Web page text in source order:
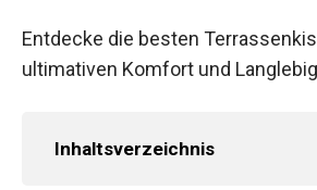
Entdecke die besten
ultimativen Komfort und
Inhaltsverzeichnis